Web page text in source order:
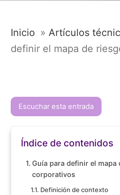
Inicio »Artículos
definir el mapa de
Escuchar esta entrada
Índice de contenidos
Guía para definir el mapa
corporativos
Definición de contexto